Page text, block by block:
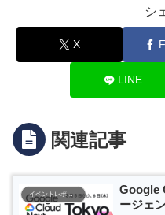
シ
X
LINE
関連記事
イベントレポート
Google
ージェ